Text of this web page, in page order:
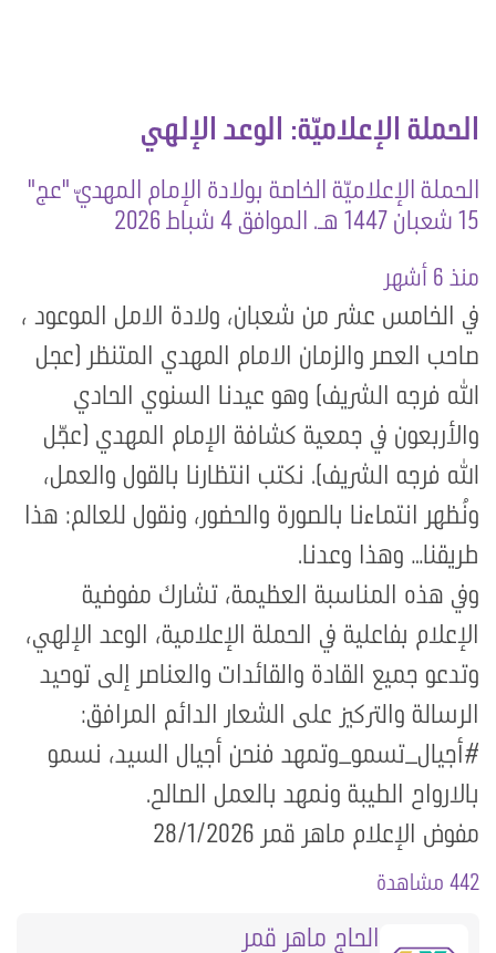
الحملة الإعلاميّة: الوعد الإلهي
الحملة الإعلاميّة الخاصة بولادة الإمام المهديّ "عج"
15 شعبان 1447 هـ. الموافق 4 شباط 2026
منذ 6 أشهر
في الخامس عشر من شعبان، ولادة الامل الموعود ،
صاحب العصر والزمان الامام المهدي المتنظر (عجل
الله فرجه الشريف) وهو عيدنا السنوي الحادي
والأربعون في جمعية كشافة الإمام المهدي (عجّل
الله فرجه الشريف). نكتب انتظارنا بالقول والعمل،
ونُظهر انتماءنا بالصورة والحضور، ونقول للعالم: هذا
طريقنا… وهذا وعدنا.
وفي هذه المناسبة العظيمة، تشارك مفوضية
الإعلام بفاعلية في الحملة الإعلامية، الوعد الإلهي،
وتدعو جميع القادة والقائدات والعناصر إلى توحيد
الرسالة والتركيز على الشعار الدائم المرافق:
#أجيال_تسمو_وتمهد فنحن أجيال السيد، نسمو
بالارواح الطيبة ونمهد بالعمل الصالح.
مفوض الإعلام ماهر قمر 28/1/2026
442 مشاهدة
الحاج ماهر قمر